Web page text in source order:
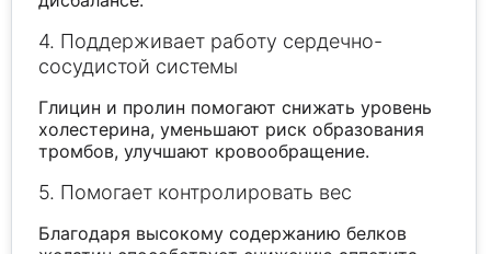
4. Поддерживает работу сердечно-
сосудистой системы
Глицин и пролин помогают снижать уровень
холестерина, уменьшают риск образования
тромбов, улучшают кровообращение.
5. Помогает контролировать вес
Благодаря высокому содержанию белков